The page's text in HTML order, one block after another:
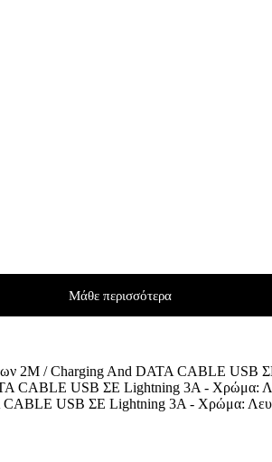
Μάθε περισσότερα
2M / Charging And DATA CABLE
CABLE USB ΣΕ Lightning 3A - Χρώμα: